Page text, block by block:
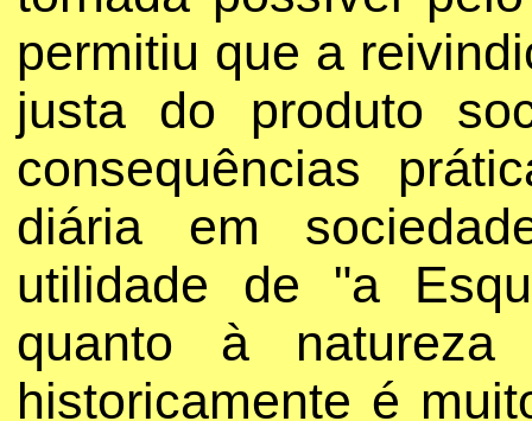
permitiu que a
justa do produto
consequências
diária em
utilidade de "a
quanto à
historicamente é